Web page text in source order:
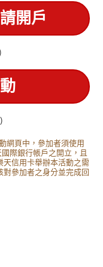
開戶
網頁中，參加者須使用
際銀行帳戶之開立，且
天信用卡舉辦本活動之需
參加者之身分並完成回